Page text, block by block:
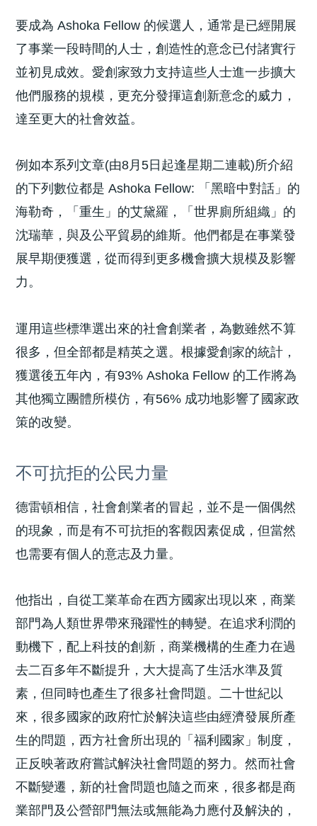
要成為 Ashoka Fellow 的候選人，通常是已經開展
了事業一段時間的人士，創造性的意念已付諸實行
並初見成效。愛創家致力支持這些人士進一步擴大
他們服務的規模，更充分發揮這創新意念的威力，
達至更大的社會效益。
例如本系列文章(由8月5日起逢星期二連載)所介紹
的下列數位都是 Ashoka Fellow: 「黑暗中對話」的
海勒奇，「重生」的艾黛羅，「世界廁所組織」的
沈瑞華，與及公平貿易的維斯。他們都是在事業發
展早期便獲選，從而得到更多機會擴大規模及影響
力。
運用這些標準選出來的社會創業者，為數雖然不算
很多，但全部都是精英之選。根據愛創家的統計，
獲選後五年內，有93% Ashoka Fellow 的工作將為
其他獨立團體所模仿，有56% 成功地影響了國家政
策的改變。
不可抗拒的公民力量
德雷頓相信，社會創業者的冒起，並不是一個偶然
的現象，而是有不可抗拒的客觀因素促成，但當然
也需要有個人的意志及力量。
他指出，自從工業革命在西方國家出現以來，商業
部門為人類世界帶來飛躍性的轉變。在追求利潤的
動機下，配上科技的創新，商業機構的生產力在過
去二百多年不斷提升，大大提高了生活水準及質
素，但同時也產生了很多社會問題。二十世紀以
來，很多國家的政府忙於解決這些由經濟發展所產
生的問題，西方社會所出現的「福利國家」制度，
正反映著政府嘗試解決社會問題的努力。然而社會
不斷變遷，新的社會問題也隨之而來，很多都是商
業部門及公營部門無法或無能為力應付及解決的，